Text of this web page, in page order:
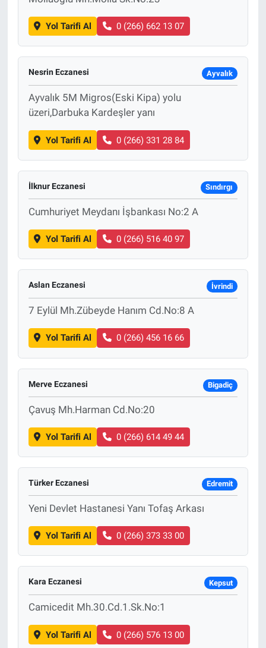
Yol Tarifi Al 0 (266) 662 13 07
Nesrin Eczanesi Ayvalık
Ayvalık 5M Migros(Eski Kipa) yolu
üzeri,Darbuka Kardeşler yanı
Yol Tarifi Al 0 (266) 331 28 84
İlknur Eczanesi Sındırgı
Cumhuriyet Meydanı İşbankası No:2 A
Yol Tarifi Al 0 (266) 516 40 97
Aslan Eczanesi İvrindi
7 Eylül Mh.Zübeyde Hanım Cd.No:8 A
Yol Tarifi Al 0 (266) 456 16 66
Merve Eczanesi Bigadiç
Çavuş Mh.Harman Cd.No:20
Yol Tarifi Al 0 (266) 614 49 44
Türker Eczanesi Edremit
Yeni Devlet Hastanesi Yanı Tofaş Arkası
Yol Tarifi Al 0 (266) 373 33 00
Kara Eczanesi Kepsut
Camicedit Mh.30.Cd.1.Sk.No:1
Yol Tarifi Al 0 (266) 576 13 00